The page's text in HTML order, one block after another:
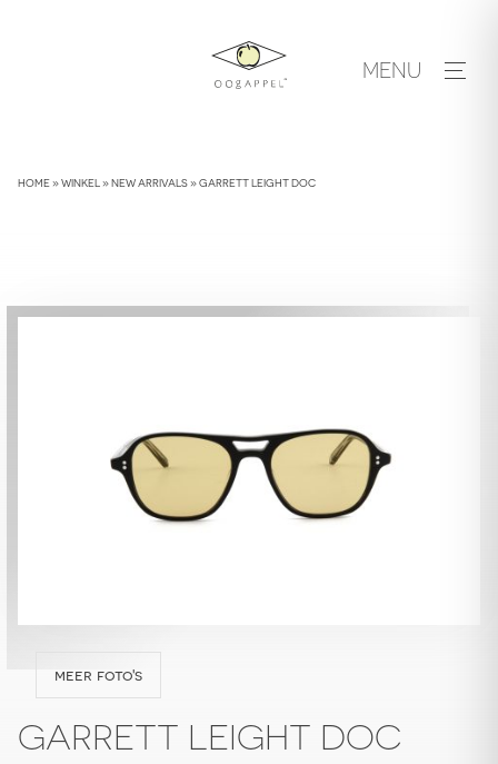
MENU
HOME»WINKEL »NEW ARRIVALS»GARRETT LEIGHT DOC
meer foto's
GARRETT LEIGHT DOC